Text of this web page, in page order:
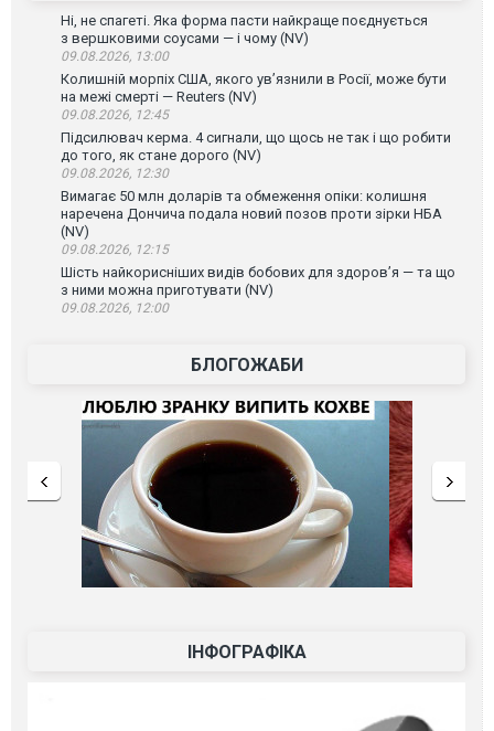
Ні, не спагеті. Яка форма пасти найкраще поєднується
з вершковими соусами — і чому (NV)
09.08.2026, 13:00
Колишній морпіх США, якого ув’язнили в Росії, може бути
на межі смерті — Reuters (NV)
09.08.2026, 12:45
Підсилювач керма. 4 сигнали, що щось не так і що робити
до того, як стане дорого (NV)
09.08.2026, 12:30
Вимагає 50 млн доларів та обмеження опіки: колишня
наречена Дончича подала новий позов проти зірки НБА
(NV)
09.08.2026, 12:15
Шість найкорисніших видів бобових для здоров’я — та що
з ними можна приготувати (NV)
09.08.2026, 12:00
БЛОГОЖАБИ
ІНФОГРАФІКА